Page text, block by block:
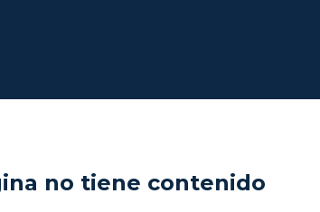
no tiene contenido